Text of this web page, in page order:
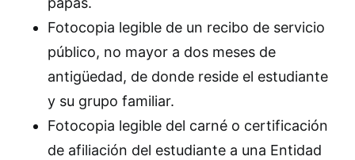
Fotocopia legible de un recibo de servicio
público, no mayor a dos meses de
antigüedad, de donde reside el estudiante
y su grupo familiar.
Fotocopia legible del carné o certificación
de afiliación del estudiante a una Entidad